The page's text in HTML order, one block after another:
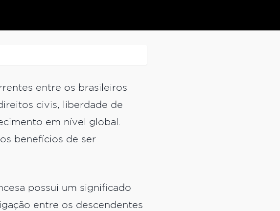
entre os brasileiros
civis, liberdade de
em nível global.
benefícios de ser
possui um significado
entre os descendentes